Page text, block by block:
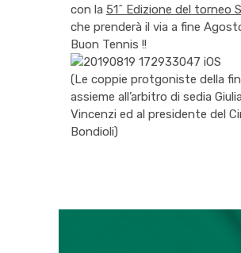
con la 51^ Edizione del torneo
che prenderà il via a fine
Buon Tennis !!
(Le coppie protgoniste della
assieme all’arbitro di sedia Giulia
Vincenzi ed al presidente del
Bondioli)